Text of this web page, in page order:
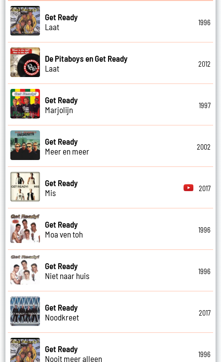
Get Ready
Laat
1996
De Pitaboys en Get Ready
Laat
2012
Get Ready
Marjolijn
1997
Get Ready
Meer en meer
2002
Get Ready
Mis
2017
Get Ready
Moa ven toh
1996
Get Ready
Niet naar huis
1996
Get Ready
Noodkreet
2017
Get Ready
Nooit meer alleen
1996